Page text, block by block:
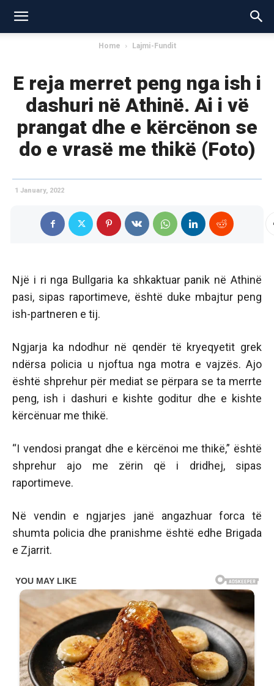
Home Lajmi-Fundit
E reja merret peng nga ish i
dashuri në Athinë. Ai i vë
prangat dhe e kërcënon se
do e vrasë me thikë (Foto)
1 January, 2022
Një i ri nga Bullgaria ka shkaktuar panik në Athinë
pasi, sipas raportimeve, është duke mbajtur peng
ish-partneren e tij.
Ngjarja ka ndodhur në qendër të kryeqyetit grek
ndërsa policia u njoftua nga motra e vajzës. Ajo
është shprehur për mediat se përpara se ta merrte
peng, ish i dashuri e kishte goditur dhe e kishte
kërcënuar me thikë.
“I vendosi prangat dhe e kërcënoi me thikë,” është
shprehur ajo me zërin që i dridhej, sipas
raportimeve.
Në vendin e ngjarjes janë angazhuar forca të
shumta policia dhe pranishme është edhe Brigada
e Zjarrit.